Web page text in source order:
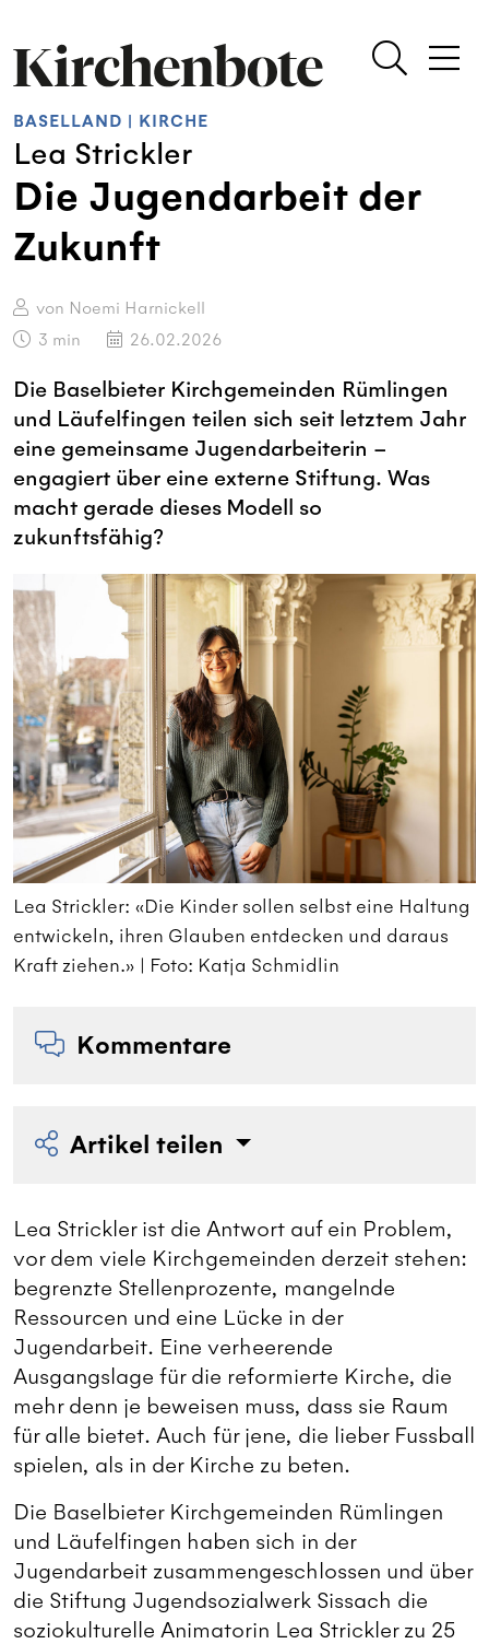
BASELLAND KIRCHE
Lea Strickler
Die Jugendarbeit der
Zukunft
von Noemi Harnickell
3 min 26.02.2026
Die Baselbieter Kirchgemeinden Rümlingen
und Läufelfingen teilen sich seit letztem Jahr
eine gemeinsame Jugendarbeiterin –
engagiert über eine externe Stiftung. Was
macht gerade dieses Modell so
zukunftsfähig?
Lea Strickler: «Die Kinder sollen selbst eine Haltung
entwickeln, ihren Glauben entdecken und daraus
Kraft ziehen.» | Foto: Katja Schmidlin
Kommentare
Artikel teilen
Lea Strickler ist die Antwort auf ein Problem,
vor dem viele Kirchgemeinden derzeit stehen:
begrenzte Stellenprozente, mangelnde
Ressourcen und eine Lücke in der
Jugendarbeit. Eine verheerende
Ausgangslage für die reformierte Kirche, die
mehr denn je beweisen muss, dass sie Raum
für alle bietet. Auch für jene, die lieber Fussball
spielen, als in der Kirche zu beten.
Die Baselbieter Kirchgemeinden Rümlingen
und Läufelfingen haben sich in der
Jugendarbeit zusammengeschlossen und über
die Stiftung Jugendsozialwerk Sissach die
soziokulturelle Animatorin Lea Strickler zu 25